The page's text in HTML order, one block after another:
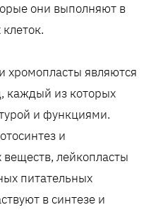
они выполняют в
хромопласты являются
каждый из которых
и функциями.
и
веществ, лейкопласты
питательных
в синтезе и